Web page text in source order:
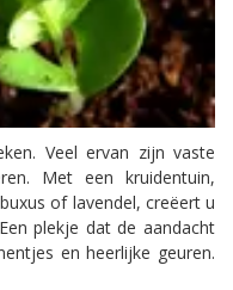
Veel ervan zijn vaste
Met een kruidentuin,
of lavendel, creëert u
plekje dat de aandacht
en heerlijke geuren.